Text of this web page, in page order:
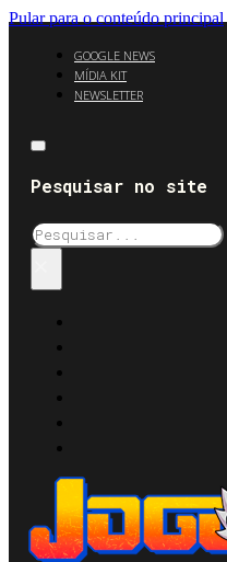
Pular para o conteúdo principal
GOOGLE NEWS
MÍDIA KIT
NEWSLETTER
Pesquisar no site
Pesquisar